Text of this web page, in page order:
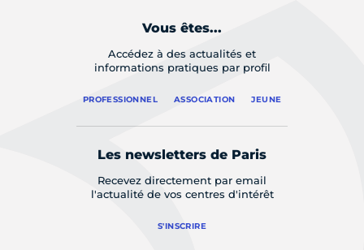
Vous êtes...
Accédez à des actualités et
informations pratiques par profil
PROFESSIONNEL ASSOCIATION JEUNE
Les newsletters de Paris
Recevez directement par email
l'actualité de vos centres d'intérêt
S'INSCRIRE